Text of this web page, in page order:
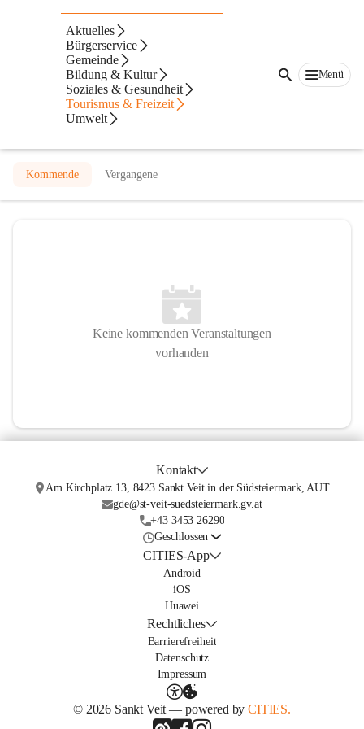
Aktuelles
Bürgerservice
Gemeinde
Bildung & Kultur
Soziales & Gesundheit
Tourismus & Freizeit
Umwelt
Menü
Dorfgemeinschaft Weinburg am
Saßbach
@dorfgemeinschaft-weinburg-am-sassbach
Verein
In CITIES öffnen
Kommende Vergangene
Keine kommenden Veranstaltungen
vorhanden
Kontakt
Am Kirchplatz 13, 8423 Sankt Veit in der Südsteiermark, AUT
gde@st-veit-suedsteiermark.gv.at
+43 3453 26290
Geschlossen
CITIES-App
Android
iOS
Huawei
Rechtliches
Barrierefreiheit
Datenschutz
Impressum
© 2026 Sankt Veit — powered byCITIES.